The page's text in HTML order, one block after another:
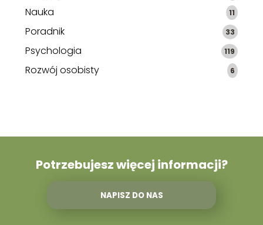
Nauka 11
Poradnik 33
Psychologia 119
Rozwój osobisty 6
Potrzebujesz więcej informacji?
NAPISZ DO NAS